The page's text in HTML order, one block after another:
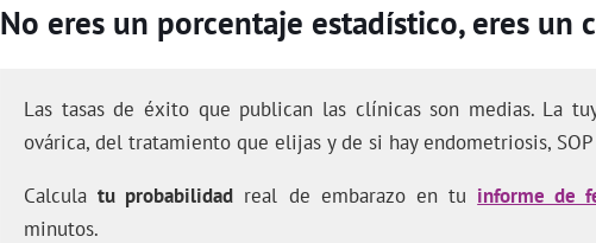
No eres un porcentaje estadístico, eres un
Las tasas de éxito que publican las clínicas son medias. La
ovárica, del tratamiento que elijas y de si hay endometriosis,
Calculatu probabilidad real de embarazo en tu informe de
minutos.